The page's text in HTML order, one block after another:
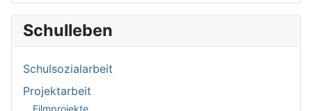
Schulleben
Schulsozialarbeit
Projektarbeit